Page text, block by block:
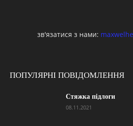
зв'язатися з нами:
ПОПУЛЯРНІ ПОВІДОМЛЕННЯ
Стяжка підлоги
08.11.2021